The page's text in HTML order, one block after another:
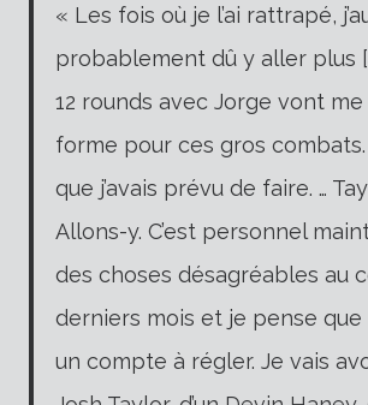
« Les fois où je l’ai rattrapé,
probablement dû y aller plus
12 rounds avec Jorge vont
forme pour ces gros combats.
que j’avais prévu de faire. …
Allons-y. C’est personnel
des choses désagréables au
derniers mois et je pense que
un compte à régler. Je vais